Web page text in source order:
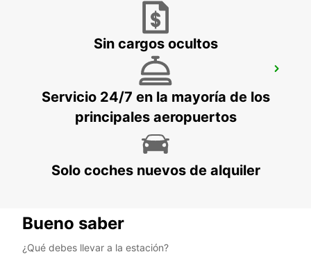
AEROPUERTO DE ESBJERG
Sin cargos ocultos
Servicio 24/7 en la mayoría de los
principales aeropuertos
Solo coches nuevos de alquiler
Bueno saber
¿Qué debes llevar a la estación?